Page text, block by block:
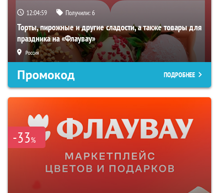
12:04:59 Получили:6
Торты, пирожные и другие сладости, а также товары для
праздника на «Флаувау»
Россия
Промокод ПОДРОБНЕЕ
-33%